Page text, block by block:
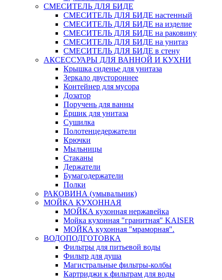
СМЕСИТЕЛЬ ДЛЯ БИДЕ
СМЕСИТЕЛЬ ДЛЯ БИДЕ настенный
СМЕСИТЕЛЬ ДЛЯ БИДЕ на изделие
СМЕСИТЕЛЬ ДЛЯ БИДЕ на раковину
СМЕСИТЕЛЬ ДЛЯ БИДЕ на унитаз
СМЕСИТЕЛЬ ДЛЯ БИДЕ в стену
АКСЕССУАРЫ ДЛЯ ВАННОЙ И КУХНИ
Крышка сиденье для унитаза
Зеркало двустороннее
Контейнер для мусора
Дозатор
Поручень для ванны
Ёршик для унитаза
Сушилка
Полотенцедержатели
Крючки
Мыльницы
Стаканы
Держатели
Бумагодержатели
Полки
РАКОВИНА (умывальник)
МОЙКА КУХОННАЯ
МОЙКА кухонная нержавейка
Мойка кухонная "гранитная" KAISER
МОЙКА кухонная "мраморная".
ВОДОПОДГОТОВКА
Фильтры для питьевой воды
Фильтр для душа
Магистральные фильтры-колбы
Картриджи к фильтрам для воды